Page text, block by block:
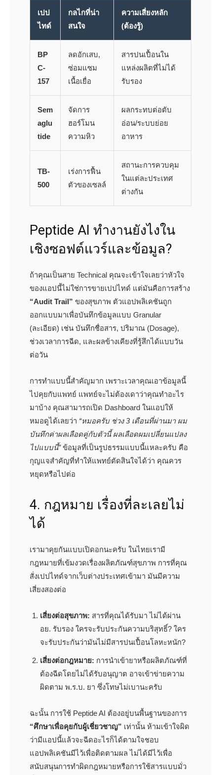
เปป
ไทด์
กลไกที่น่า
สนใจ
ความเสี่ยงหลัก
(ต้องรู้)
BP
C-
157
ลดอักเสบ,
ซ่อมแซม
เนื้อเยื่อ
สารปนเปื้อนใน
แหล่งผลิตที่ไม่ได้
รับรอง
Sem
aglu
tide
จัดการ
ฮอร์โมน
ความหิว
ผลกระทบต่อตับ
อ่อน/ระบบย่อย
อาหาร
TB-
500
เร่งการฟื้น
ตัวของเซลล์
สถานะการควบคุม
ในแต่ละประเทศ
ต่างกัน
Peptide AI ทำงานยังไงใน
เชิงซอฟต์แวร์และข้อมูล?
ถ้าคุณเป็นสาย Technical คุณจะเข้าใจเลยว่าหัวใจ
ของแอปนี้ไม่ใช่การขายเปปไทด์ แต่มันคือการสร้าง
“Audit Trail” ของสุขภาพ ตัวแอปพลิเคชันถูก
ออกแบบมาเพื่อบันทึกข้อมูลแบบ Granular
(ละเอียด) เช่น บันทึกชื่อสาร, ปริมาณ (Dosage),
ช่วงเวลาการฉีด, และผลข้างเคียงที่รู้สึกได้แบบวัน
ต่อวัน
การทำแบบนี้สำคัญมาก เพราะเวลาคุณเอาข้อมูลนี้
ไปคุยกับแพทย์ แพทย์จะไม่ต้องเดาว่าคุณทำอะไร
มาบ้าง คุณสามารถเปิด Dashboard ในแอปให้
หมอดูได้เลยว่า “หมอครับ ช่วง 3 เดือนที่ผ่านมา ผม
บันทึกค่าผลเลือดคู่กับตัวนี้ ผลเลือดผมเปลี่ยนแปลง
ไปแบบนี้”ข้อมูลที่เป็นรูปธรรมแบบนี้แหละครับ คือ
กุญแจสำคัญที่ทำให้แพทย์ตัดสินใจได้ว่า คุณควร
หยุดหรือไปต่อ
4. กฎหมาย เรื่องที่ละเลยไม่
ได้
เรามาคุยกันแบบเปิดอกนะครับ ในไทยเรามี
กฎหมายที่เข้มงวดเรื่องผลิตภัณฑ์สุขภาพ การที่คุณ
สั่งเปปไทด์จากเว็บต่างประเทศเข้ามา มันมีความ
เสี่ยงสองต่อ
เสี่ยงต่อสุขภาพ: สารที่คุณได้รับมา ไม่ได้ผ่าน
อย. รับรอง ใครจะรับประกันความบริสุทธิ์? ใคร
จะรับประกันว่ามันไม่มีสารปนเปื้อนโลหะหนัก?
เสี่ยงต่อกฎหมาย: การนำเข้ายาหรือผลิตภัณฑ์ที่
ต้องฉีดโดยไม่ได้รับอนุญาต อาจเข้าข่ายความ
ผิดตาม พ.ร.บ. ยา ซึ่งโทษไม่เบานะครับ
ฉะนั้น การใช้ Peptide AI ต้องอยู่บนพื้นฐานของการ
“ศึกษาเพื่อคุยกับผู้เชี่ยวชาญ” เท่านั้น ห้ามเข้าใจผิด
ว่ามีแอปนี้แล้วจะฉีดอะไรก็ได้ตามใจชอบ
แอปพลิเคชันมีไว้เพื่อติดตามผล ไม่ได้มีไว้เพื่อ
สนับสนุนการทำผิดกฎหมายหรือการใช้สารแบบมั่ว